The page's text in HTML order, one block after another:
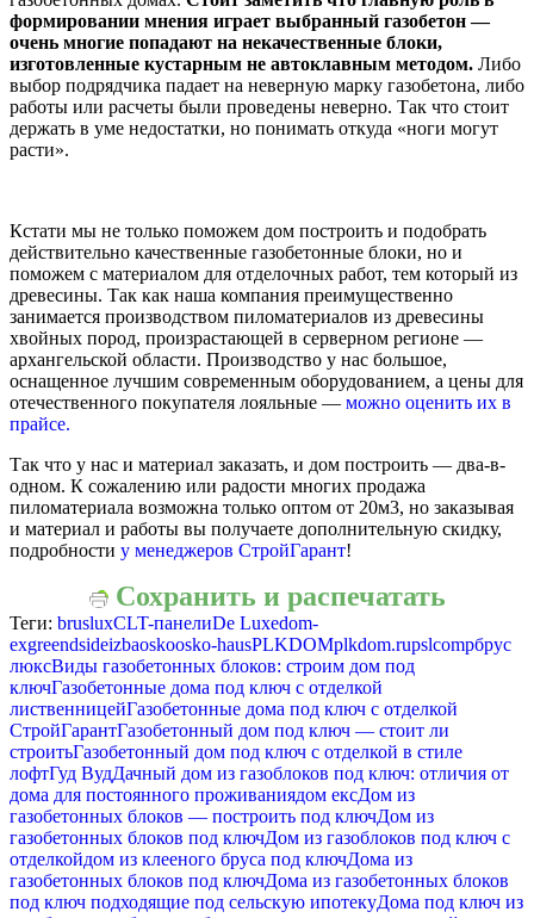
формировании мнения играет выбранный газобетон —
очень многие попадают на некачественные блоки,
изготовленные кустарным не автоклавным методом. Либо
выбор подрядчика падает на неверную марку газобетона, либо
работы или расчеты были проведены неверно. Так что стоит
держать в уме недостатки, но понимать откуда «ноги могут
расти».
Кстати мы не только поможем дом построить и подобрать
действительно качественные газобетонные блоки, но и
поможем с материалом для отделочных работ, тем который из
древесины. Так как наша компания преимущественно
занимается производством пиломатериалов из древесины
хвойных пород, произрастающей в серверном регионе —
архангельской области. Производство у нас большое,
оснащенное лучшим современным оборудованием, а цены для
отечественного покупателя лояльные — можно оценить их в
прайсе.
Так что у нас и материал заказать, и дом построить — два-в-
одном. К сожалению или радости многих продажа
пиломатериала возможна только оптом от 20м3, но заказывая
и материал и работы вы получаете дополнительную скидку,
подробности у менеджеров СтройГарант!
Сохранить и распечатать
Теги: brusluxCLT-панелиDe Luxedom-
exgreendsideizbaoskoosko-hausPLKDOMplkdom.rupslcompбрус
люксВиды газобетонных блоков: строим дом под
ключГазобетонные дома под ключ с отделкой
лиственницейГазобетонные дома под ключ с отделкой
СтройГарантГазобетонный дом под ключ — стоит ли
строитьГазобетонный дом под ключ с отделкой в стиле
лофтГуд ВудДачный дом из газоблоков под ключ: отличия от
дома для постоянного проживаниядом ексДом из
газобетонных блоков — построить под ключДом из
газобетонных блоков под ключДом из газоблоков под ключ с
отделкойдом из клееного бруса под ключДома из
газобетонных блоков под ключДома из газобетонных блоков
под ключ подходящие под сельскую ипотекуДома под ключ из